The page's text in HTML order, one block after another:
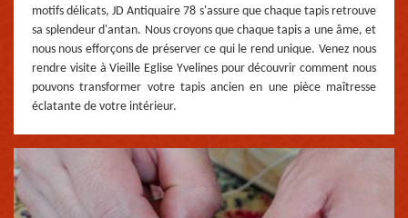
motifs délicats, JD Antiquaire 78 s'assure que chaque tapis retrouve
sa splendeur d'antan. Nous croyons que chaque tapis a une âme, et
nous nous efforçons de préserver ce qui le rend unique. Venez nous
rendre visite à Vieille Eglise Yvelines pour découvrir comment nous
pouvons transformer votre tapis ancien en une pièce maîtresse
éclatante de votre intérieur.